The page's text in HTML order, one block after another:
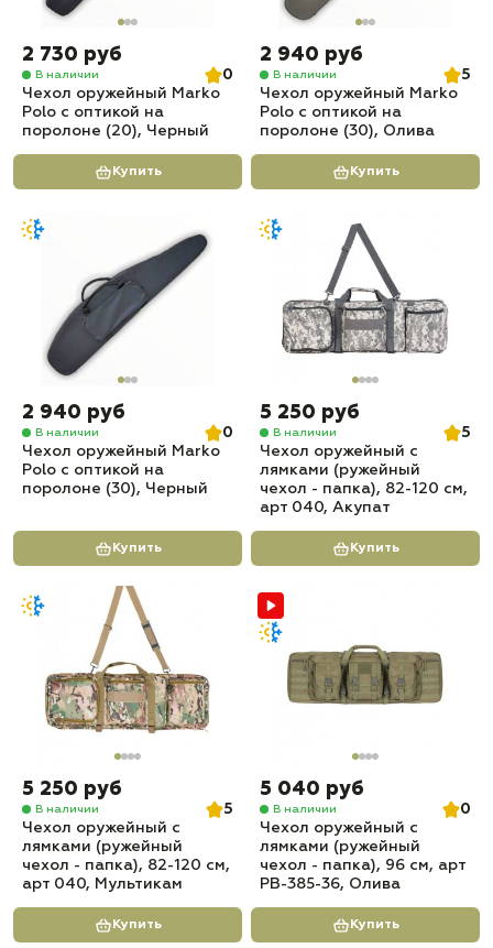
2 730 руб
В наличии
0
Чехол оружейный Marko
Polo с оптикой на
поролоне (20), Черный
Купить
2 940 руб
В наличии
5
Чехол оружейный Marko
Polo с оптикой на
поролоне (30), Олива
Купить
2 940 руб
В наличии
0
Чехол оружейный Marko
Polo с оптикой на
поролоне (30), Черный
Купить
5 250 руб
В наличии
5
Чехол оружейный с
лямками (ружейный
чехол - папка), 82-120 см,
арт 040, Акупат
Купить
5 250 руб
В наличии
5
Чехол оружейный с
лямками (ружейный
чехол - папка), 82-120 см,
арт 040, Мультикам
Купить
5 040 руб
В наличии
0
Чехол оружейный с
лямками (ружейный
чехол - папка), 96 см, арт
PB-385-36, Олива
Купить